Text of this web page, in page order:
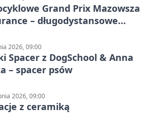
Grand Prix Mazowsza
– długodystansowe
2026, 09:00
Spacer z DogSchool & Anna
– spacer psów
2026, 09:00
z ceramiką